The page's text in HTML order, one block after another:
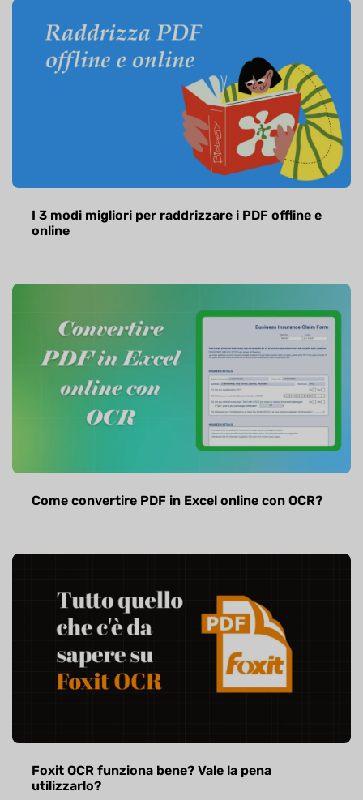
I 3 modi migliori per raddrizzare i PDF offline e
online
Come convertire PDF in Excel online con OCR?
Foxit OCR funziona bene? Vale la pena
utilizzarlo?